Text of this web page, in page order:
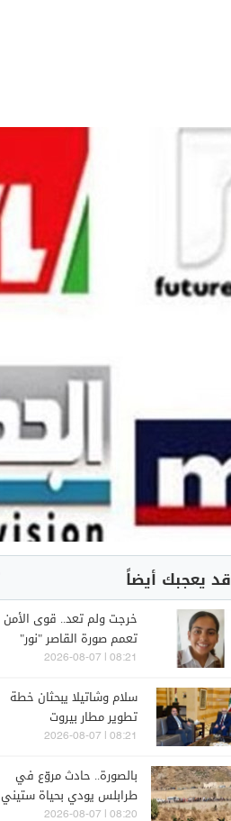
قد يعجبك أيضاً
خرجت ولم تعد.. قوى الأمن
تعمم صورة القاصر "نور"
08:21 | 2026-08-07
سلام وشاتيلا يبحثان خطة
تطوير مطار بيروت
08:21 | 2026-08-07
بالصورة.. حادث مروّع في
طرابلس يودي بحياة ستيني
08:20 | 2026-08-07